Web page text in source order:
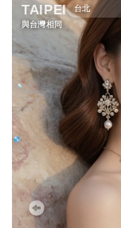
TAIPEI
與台灣相同